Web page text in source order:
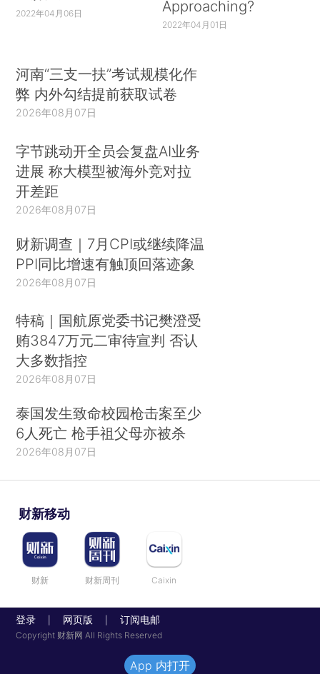
2022年04月06日
Approaching?
2022年04月01日
河南“三支一扶”考试规模化作
弊 内外勾结提前获取试卷
2026年08月07日
字节跳动开全员会复盘AI业务
进展 称大模型被海外竞对拉
开差距
2026年08月07日
财新调查｜7月CPI或继续降温
PPI同比增速有触顶回落迹象
2026年08月07日
特稿｜国航原党委书记樊澄受
贿3847万元二审待宣判 否认
大多数指控
2026年08月07日
泰国发生致命校园枪击案至少
6人死亡 枪手祖父母亦被杀
2026年08月07日
财新移动
财新 财新周刊 Caixin
登录 网页版 订阅电邮
Copyright 财新网 All Rights Reserved
App 内打开